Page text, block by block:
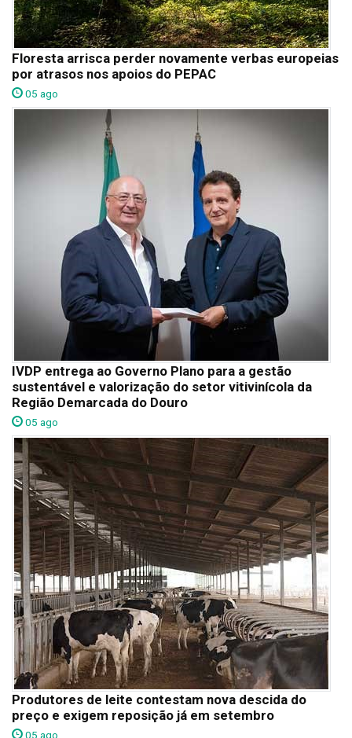
Floresta arrisca perder novamente verbas europeias
por atrasos nos apoios do PEPAC
05 ago
IVDP entrega ao Governo Plano para a gestão
sustentável e valorização do setor vitivinícola da
Região Demarcada do Douro
05 ago
Produtores de leite contestam nova descida do
preço e exigem reposição já em setembro
05 ago